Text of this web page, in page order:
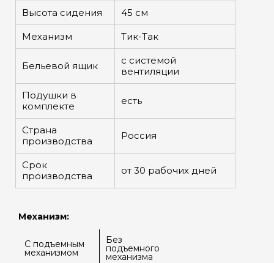
Механизм:
С подъемным
механизмом
Без
подъемного
механизма
Высота сидения 45 см
Механизм Тик-Так
Бельевой ящик
с системой
вентиляции
Подушки в
комплекте
есть
Страна
производства
Россия
Срок
производства
от 30 рабочих дней